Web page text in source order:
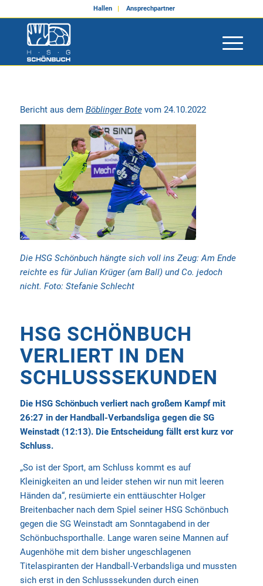
Hallen Ansprechpartner
Bericht aus dem Böblinger Botevom 24.10.2022
Die HSG Schönbuch hängte sich voll ins Zeug: Am Ende
reichte es für Julian Krüger (am Ball) und Co. jedoch
nicht. Foto: Stefanie Schlecht
HSG SCHÖNBUCH
VERLIERT IN DEN
SCHLUSSSEKUNDEN
Die HSG Schönbuch verliert nach großem Kampf mit
26:27 in der Handball-Verbandsliga gegen die SG
Weinstadt (12:13). Die Entscheidung fällt erst kurz vor
Schluss.
„So ist der Sport, am Schluss kommt es auf
Kleinigkeiten an und leider stehen wir nun mit leeren
Händen da“, resümierte ein enttäuschter Holger
Breitenbacher nach dem Spiel seiner HSG Schönbuch
gegen die SG Weinstadt am Sonntagabend in der
Schönbuchsporthalle. Lange waren seine Mannen auf
Augenhöhe mit dem bisher ungeschlagenen
Titelaspiranten der Handball-Verbandsliga und mussten
sich erst in den Schlusssekunden durch einen